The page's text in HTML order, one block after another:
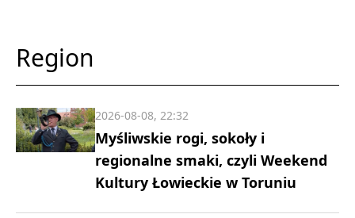
Region
Myśliwskie rogi, sokoły i
regionalne smaki, czyli Weekend
Kultury Łowieckie w Toruniu
2026-08-08, 22:32